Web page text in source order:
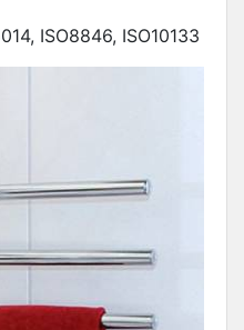
ISO8846, ISO10133